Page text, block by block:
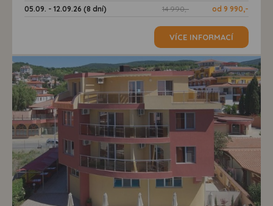
05.09. - 12.09.26 (8 dní)
14 990,- od 9 990,-
VÍCE INFORMACÍ